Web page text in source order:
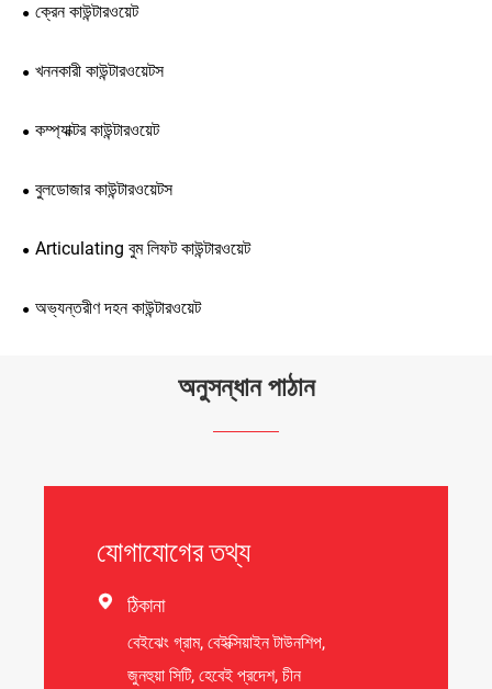
ক্রেন কাউন্টারওয়েট
খননকারী কাউন্টারওয়েটস
কম্প্যাক্টর কাউন্টারওয়েট
বুলডোজার কাউন্টারওয়েটস
Articulating বুম লিফট কাউন্টারওয়েট
অভ্যন্তরীণ দহন কাউন্টারওয়েট
অনুসন্ধান পাঠান
যোগাযোগের তথ্য
 ঠিকানা
বেইঝেং গ্রাম, বেইক্সিয়াইন টাউনশিপ,
জুনহুয়া সিটি, হেবেই প্রদেশ, চীন